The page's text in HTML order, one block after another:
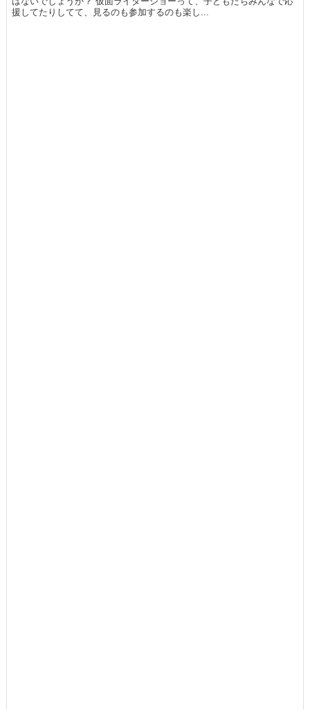
援してたりしてて、見るのも参加するのも楽し...